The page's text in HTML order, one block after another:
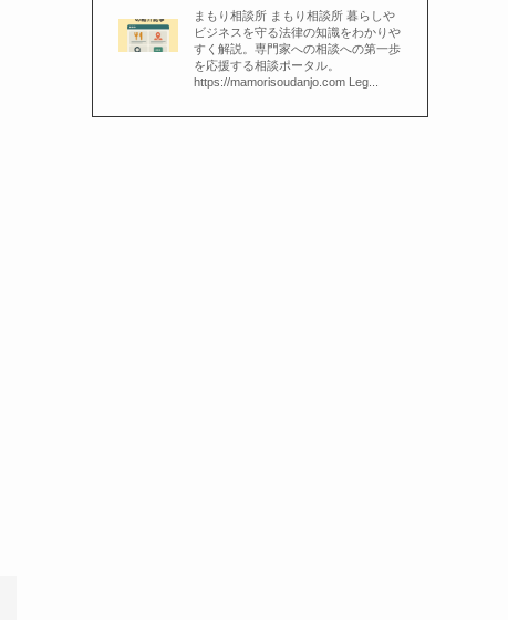
まもり相談所 まもり相談所 暮らしや
ビジネスを守る法律の知識をわかりや
すく解説。専門家への相談への第一歩
を応援する相談ポータル。
https://mamorisoudanjo.com Leg...